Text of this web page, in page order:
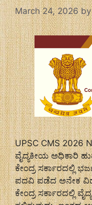
March 24, 2026
UPSC CMS 2026
ವೈದ್ಯಕೀಯ ಅಧಿಕಾರಿ
ಕೇಂದ್ರ ಸರ್ಕಾರದಲ್ಲಿ
ಪದವಿ ಪಡೆದ ಅನೇಕ
ಕೇಂದ್ರ ಸರ್ಕಾರದಲ್ಲಿ